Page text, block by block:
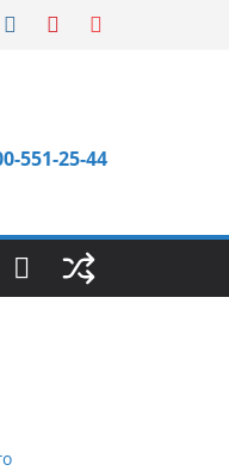
551-25-44